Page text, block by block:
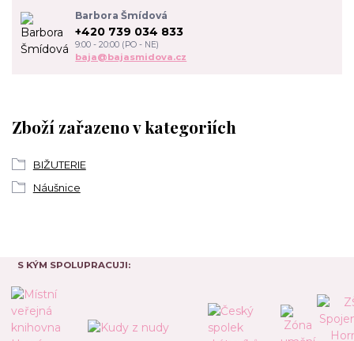
Zboží zařazeno v kategoriích
BIŽUTERIE
Náušnice
Barbora Šmídová
+420 739 034 833
9:00 - 20:00 (PO - NE)
baja@bajasmidova.cz
S KÝM SPOLUPRACUJI: